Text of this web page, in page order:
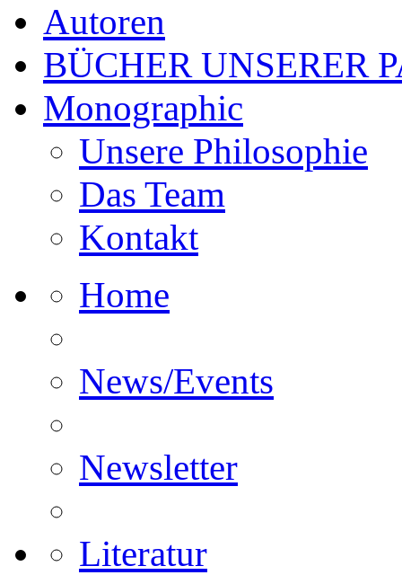
Autoren
BÜCHER UNSERER
Monographic
Unsere Philosophie
Das Team
Kontakt
Home
News/Events
Newsletter
Literatur